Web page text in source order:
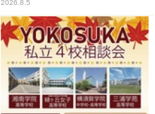
2026.8.5